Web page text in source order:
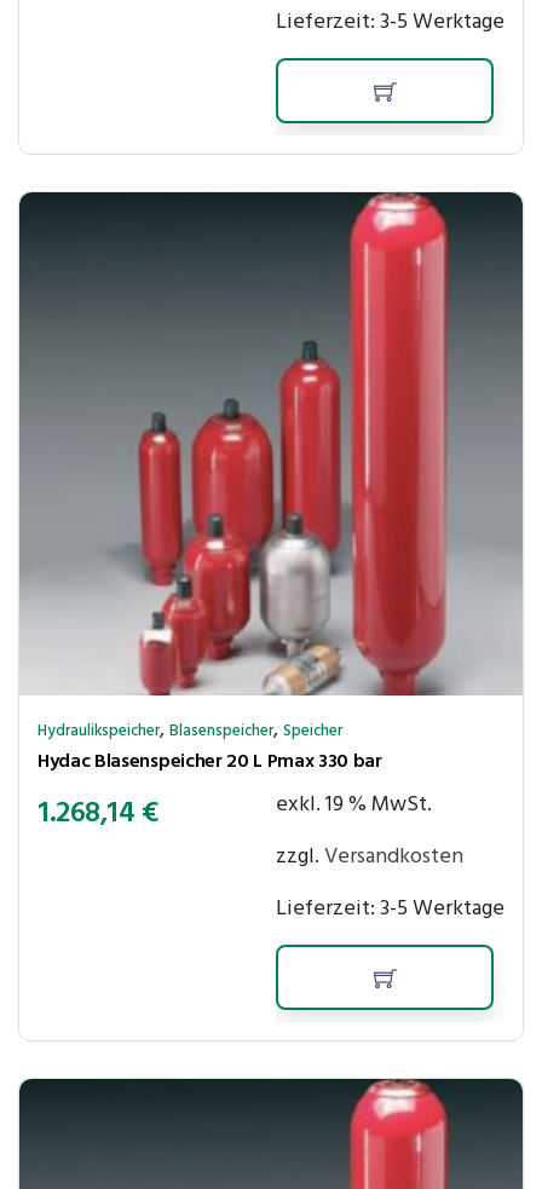
Lieferzeit:3-5 Werktage
Hydraulikspeicher,Blasenspeicher,Speicher
Hydac Blasenspeicher 20 L Pmax 330 bar
1.268,14€
exkl. 19 % MwSt.
zzgl.Versandkosten
Lieferzeit:3-5 Werktage